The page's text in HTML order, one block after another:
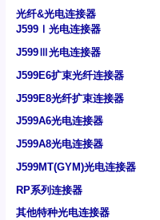
光纤&光电连接器
J599Ⅰ光电连接器
J599Ⅲ光电连接器
J599E6扩束光纤连接器
J599E8光纤扩束连接器
J599A6光电连接器
J599A8光电连接器
J599MT(GYM)光电连接器
RP系列连接器
其他特种光电连接器